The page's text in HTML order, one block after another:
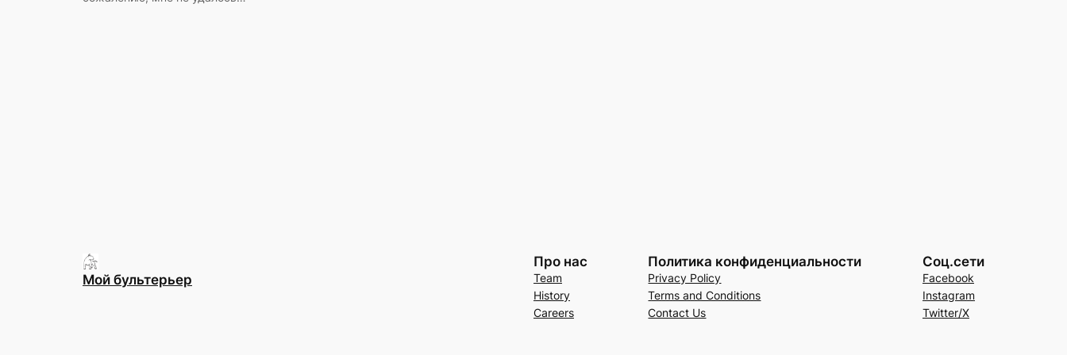
Мой бультерьер
Про нас
Team
History
Careers
Политика конфиденциальности
Privacy Policy
Terms and Conditions
Contact Us
Соц.сети
Facebook
Instagram
Twitter/X